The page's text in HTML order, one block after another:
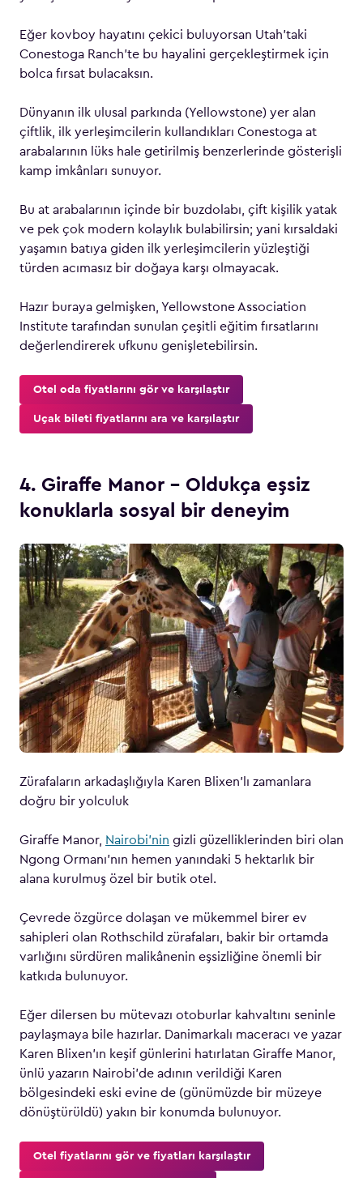
Eğer kovboy hayatını çekici buluyorsan Utah’taki
Conestoga Ranch’te bu hayalini gerçekleştirmek için
bolca fırsat bulacaksın.
Dünyanın ilk ulusal parkında (Yellowstone) yer alan
çiftlik, ilk yerleşimcilerin kullandıkları Conestoga at
arabalarının lüks hale getirilmiş benzerlerinde gösterişli
kamp imkânları sunuyor.
Bu at arabalarının içinde bir buzdolabı, çift kişilik yatak
ve pek çok modern kolaylık bulabilirsin; yani kırsaldaki
yaşamın batıya giden ilk yerleşimcilerin yüzleştiği
türden acımasız bir doğaya karşı olmayacak.
Hazır buraya gelmişken, Yellowstone Association
Institute tarafından sunulan çeşitli eğitim fırsatlarını
değerlendirerek ufkunu genişletebilirsin.
Otel oda fiyatlarını gör ve karşılaştır
Uçak bileti fiyatlarını ara ve karşılaştır
4. Giraffe Manor – Oldukça eşsiz
konuklarla sosyal bir deneyim
Zürafaların arkadaşlığıyla Karen Blixen’lı zamanlara
doğru bir yolculuk
Giraffe Manor, Nairobi’nin gizli güzelliklerinden biri olan
Ngong Ormanı’nın hemen yanındaki 5 hektarlık bir
alana kurulmuş özel bir butik otel.
Çevrede özgürce dolaşan ve mükemmel birer ev
sahipleri olan Rothschild zürafaları, bakir bir ortamda
varlığını sürdüren malikânenin eşsizliğine önemli bir
katkıda bulunuyor.
Eğer dilersen bu mütevazı otoburlar kahvaltını seninle
paylaşmaya bile hazırlar. Danimarkalı maceracı ve yazar
Karen Blixen’ın keşif günlerini hatırlatan Giraffe Manor,
ünlü yazarın Nairobi’de adının verildiği Karen
bölgesindeki eski evine de (günümüzde bir müzeye
dönüştürüldü) yakın bir konumda bulunuyor.
Otel fiyatlarını gör ve fiyatları karşılaştır